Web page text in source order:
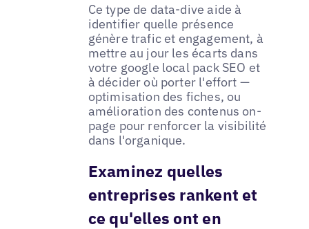
Ce type de data-dive aide à
identifier quelle présence
génère trafic et engagement, à
mettre au jour les écarts dans
votre google local pack SEO et
à décider où porter l'effort —
optimisation des fiches, ou
amélioration des contenus on-
page pour renforcer la visibilité
dans l'organique.
Examinez quelles
entreprises rankent et
ce qu'elles ont en